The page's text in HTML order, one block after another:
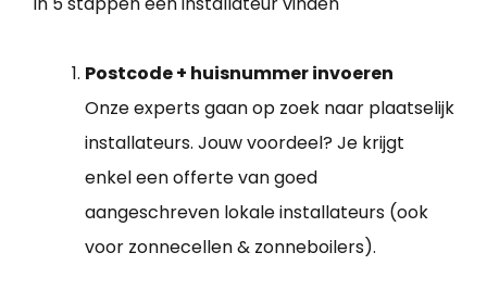
Postcode + huisnummer invoeren
Onze experts gaan op zoek naar plaatselijk
installateurs. Jouw voordeel? Je krijgt
enkel een offerte van goed
aangeschreven lokale installateurs (ook
voor zonnecellen & zonneboilers).